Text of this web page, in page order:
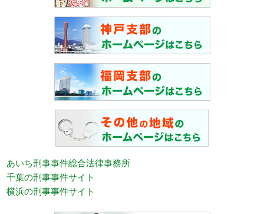
あいち刑事事件総合法律事務所
千葉の刑事事件サイト
横浜の刑事事件サイト